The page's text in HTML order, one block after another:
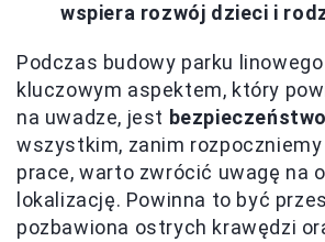
wspiera rozwój dzieci i
Podczas budowy parku
kluczowym aspektem, który
na uwadze, jest bezpieczeństwo
wszystkim, zanim
prace, warto zwrócić uwagę na
lokalizację. Powinna to być
pozbawiona ostrych krawędzi